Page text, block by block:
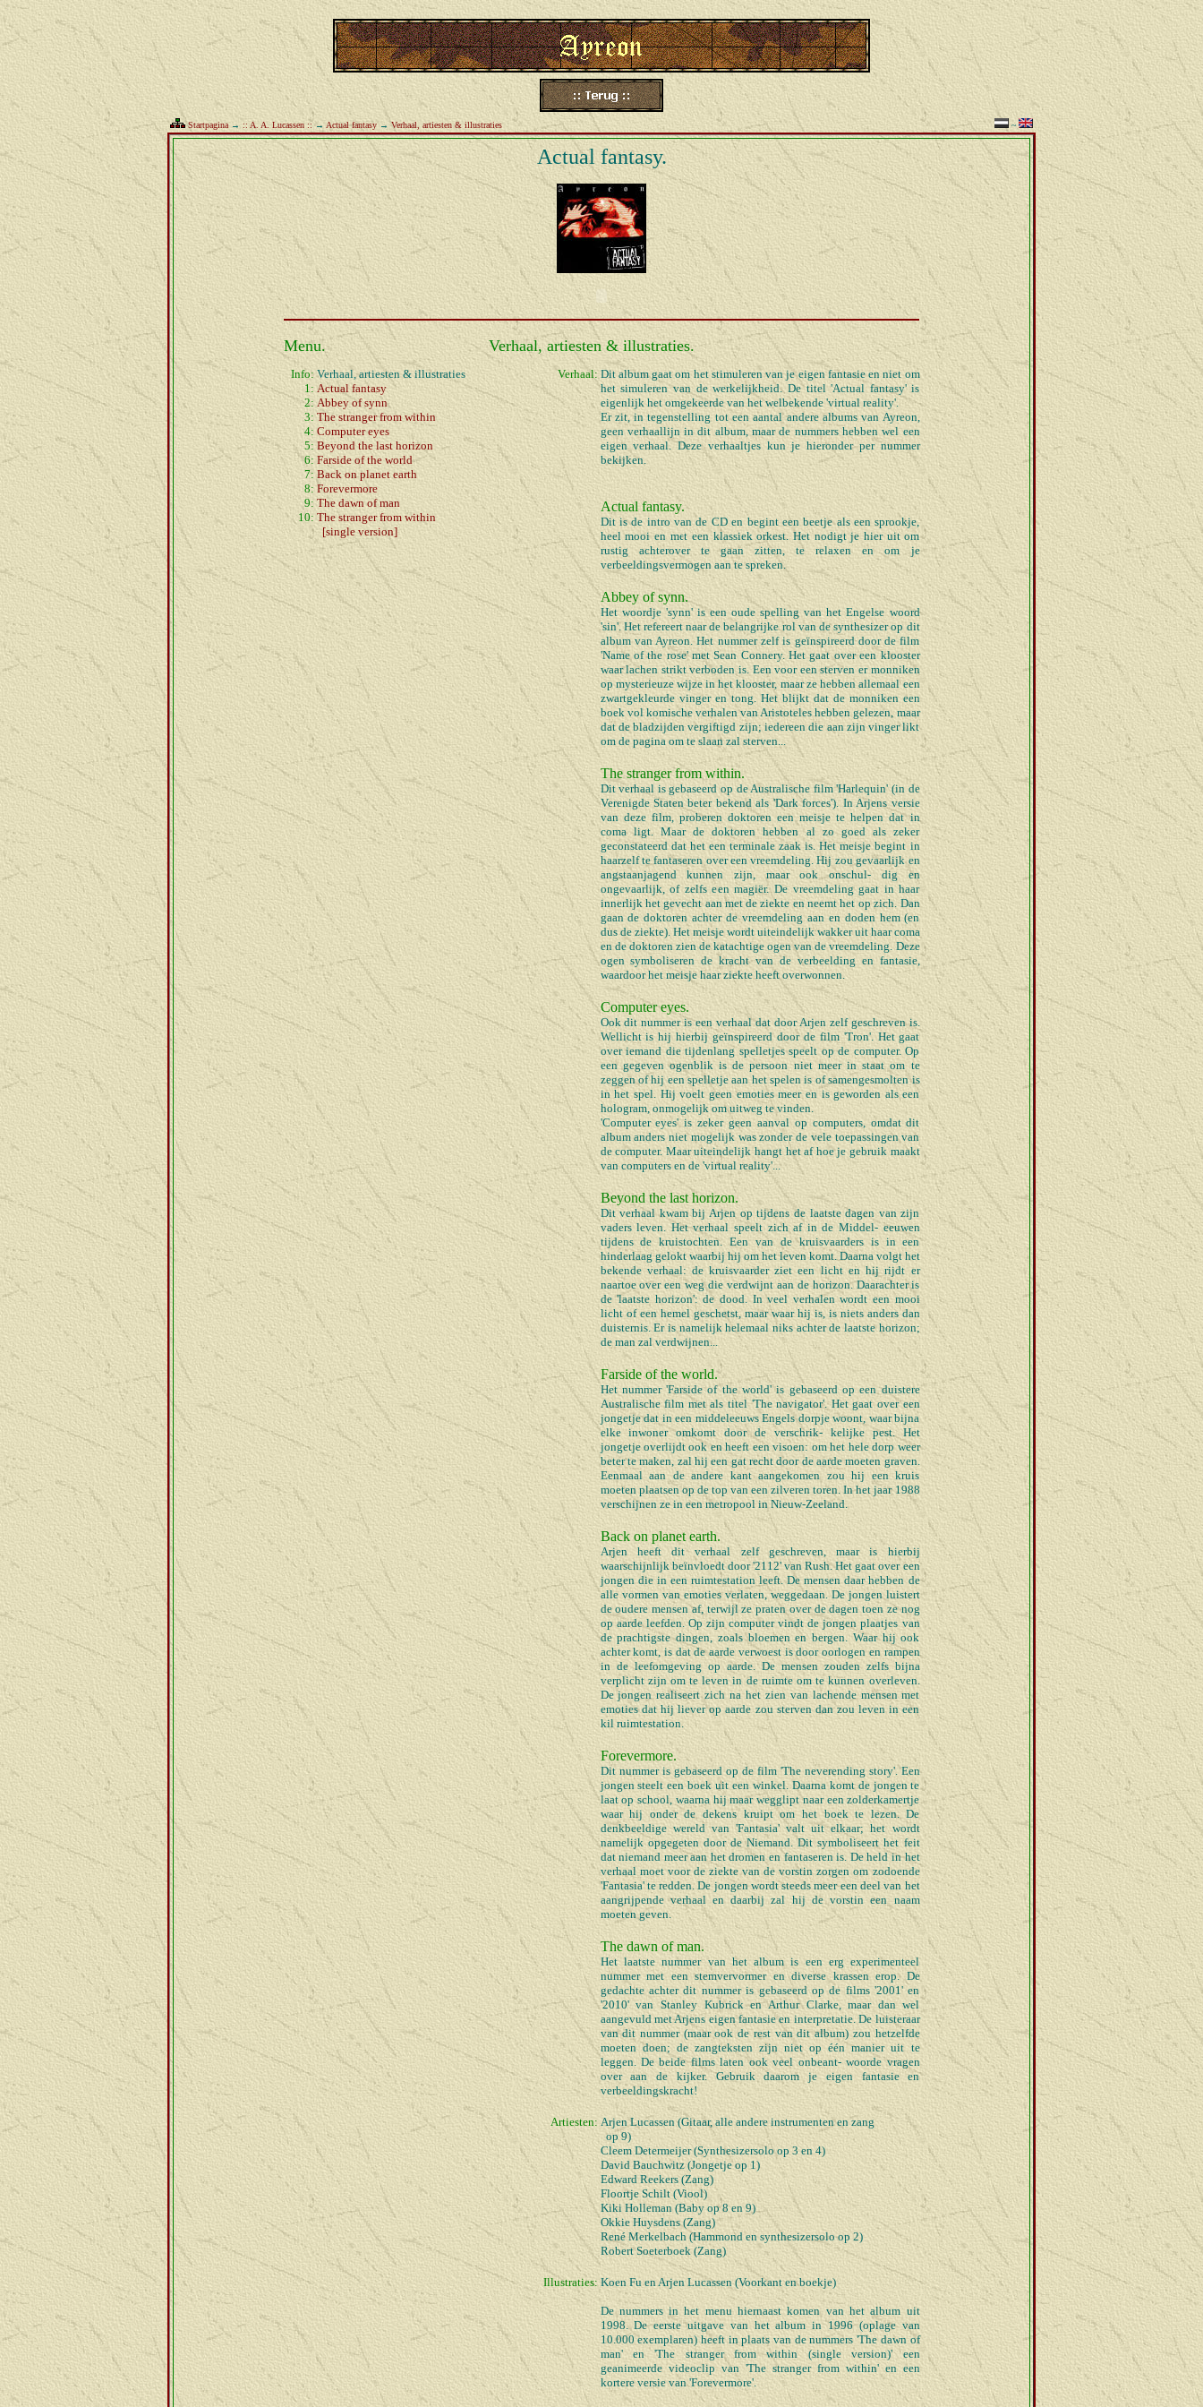
Startpagina → :: A. A. Lucassen ::→Actual fantasy→Verhaal, artiesten & illustraties ~
Actual fantasy.
Menu. Verhaal, artiesten & illustraties.
Info:
1:
2:
3:
4:
5:
6:
7:
8:
9:
10:
Verhaal, artiesten & illustraties
Actual fantasy
Abbey of synn
The stranger from within
Computer eyes
Beyond the last horizon
Farside of the world
Back on planet earth
Forevermore
The dawn of man
The stranger from within
[single version]
Verhaal: Dit album gaat om het stimuleren van je eigen fantasie en niet om
het simuleren van de werkelijkheid. De titel 'Actual fantasy' is
eigenlijk het omgekeerde van het welbekende 'virtual reality'.
Er zit, in tegenstelling tot een aantal andere albums van Ayreon,
geen verhaallijn in dit album, maar de nummers hebben wel een
eigen verhaal. Deze verhaaltjes kun je hieronder per nummer
bekijken.
Actual fantasy.
Dit is de intro van de CD en begint een beetje als een sprookje,
heel mooi en met een klassiek orkest. Het nodigt je hier uit om
rustig achterover te gaan zitten, te relaxen en om je
verbeeldingsvermogen aan te spreken.
Abbey of synn.
Het woordje 'synn' is een oude spelling van het Engelse woord
'sin'. Het refereert naar de belangrijke rol van de synthesizer op dit
album van Ayreon. Het nummer zelf is geïnspireerd door de film
'Name of the rose' met Sean Connery. Het gaat over een klooster
waar lachen strikt verboden is. Een voor een sterven er monniken
op mysterieuze wijze in het klooster, maar ze hebben allemaal een
zwartgekleurde vinger en tong. Het blijkt dat de monniken een
boek vol komische verhalen van Aristoteles hebben gelezen, maar
dat de bladzijden vergiftigd zijn; iedereen die aan zijn vinger likt
om de pagina om te slaan zal sterven...
The stranger from within.
Dit verhaal is gebaseerd op de Australische film 'Harlequin' (in de
Verenigde Staten beter bekend als 'Dark forces'). In Arjens versie
van deze film, proberen doktoren een meisje te helpen dat in
coma ligt. Maar de doktoren hebben al zo goed als zeker
geconstateerd dat het een terminale zaak is. Het meisje begint in
haarzelf te fantaseren over een vreemdeling. Hij zou gevaarlijk en
angstaanjagend kunnen zijn, maar ook onschul- dig en
ongevaarlijk, of zelfs een magiër. De vreemdeling gaat in haar
innerlijk het gevecht aan met de ziekte en neemt het op zich. Dan
gaan de doktoren achter de vreemdeling aan en doden hem (en
dus de ziekte). Het meisje wordt uiteindelijk wakker uit haar coma
en de doktoren zien de katachtige ogen van de vreemdeling. Deze
ogen symboliseren de kracht van de verbeelding en fantasie,
waardoor het meisje haar ziekte heeft overwonnen.
Computer eyes.
Ook dit nummer is een verhaal dat door Arjen zelf geschreven is.
Wellicht is hij hierbij geïnspireerd door de film 'Tron'. Het gaat
over iemand die tijdenlang spelletjes speelt op de computer. Op
een gegeven ogenblik is de persoon niet meer in staat om te
zeggen of hij een spelletje aan het spelen is of samengesmolten is
in het spel. Hij voelt geen emoties meer en is geworden als een
hologram, onmogelijk om uitweg te vinden.
'Computer eyes' is zeker geen aanval op computers, omdat dit
album anders niet mogelijk was zonder de vele toepassingen van
de computer. Maar uiteindelijk hangt het af hoe je gebruik maakt
van computers en de 'virtual reality'...
Beyond the last horizon.
Dit verhaal kwam bij Arjen op tijdens de laatste dagen van zijn
vaders leven. Het verhaal speelt zich af in de Middel- eeuwen
tijdens de kruistochten. Een van de kruisvaarders is in een
hinderlaag gelokt waarbij hij om het leven komt. Daarna volgt het
bekende verhaal: de kruisvaarder ziet een licht en hij rijdt er
naartoe over een weg die verdwijnt aan de horizon. Daarachter is
de 'laatste horizon': de dood. In veel verhalen wordt een mooi
licht of een hemel geschetst, maar waar hij is, is niets anders dan
duisternis. Er is namelijk helemaal niks achter de laatste horizon;
de man zal verdwijnen...
Farside of the world.
Het nummer 'Farside of the world' is gebaseerd op een duistere
Australische film met als titel 'The navigator'. Het gaat over een
jongetje dat in een middeleeuws Engels dorpje woont, waar bijna
elke inwoner omkomt door de verschrik- kelijke pest. Het
jongetje overlijdt ook en heeft een visoen: om het hele dorp weer
beter te maken, zal hij een gat recht door de aarde moeten graven.
Eenmaal aan de andere kant aangekomen zou hij een kruis
moeten plaatsen op de top van een zilveren toren. In het jaar 1988
verschijnen ze in een metropool in Nieuw-Zeeland.
Back on planet earth.
Arjen heeft dit verhaal zelf geschreven, maar is hierbij
waarschijnlijk beïnvloedt door '2112' van Rush. Het gaat over een
jongen die in een ruimtestation leeft. De mensen daar hebben de
alle vormen van emoties verlaten, weggedaan. De jongen luistert
de oudere mensen af, terwijl ze praten over de dagen toen ze nog
op aarde leefden. Op zijn computer vindt de jongen plaatjes van
de prachtigste dingen, zoals bloemen en bergen. Waar hij ook
achter komt, is dat de aarde verwoest is door oorlogen en rampen
in de leefomgeving op aarde. De mensen zouden zelfs bijna
verplicht zijn om te leven in de ruimte om te kunnen overleven.
De jongen realiseert zich na het zien van lachende mensen met
emoties dat hij liever op aarde zou sterven dan zou leven in een
kil ruimtestation.
Forevermore.
Dit nummer is gebaseerd op de film 'The neverending story'. Een
jongen steelt een boek uit een winkel. Daarna komt de jongen te
laat op school, waarna hij maar wegglipt naar een zolderkamertje
waar hij onder de dekens kruipt om het boek te lezen. De
denkbeeldige wereld van 'Fantasia' valt uit elkaar; het wordt
namelijk opgegeten door de Niemand. Dit symboliseert het feit
dat niemand meer aan het dromen en fantaseren is. De held in het
verhaal moet voor de ziekte van de vorstin zorgen om zodoende
'Fantasia' te redden. De jongen wordt steeds meer een deel van het
aangrijpende verhaal en daarbij zal hij de vorstin een naam
moeten geven.
The dawn of man.
Het laatste nummer van het album is een erg experimenteel
nummer met een stemvervormer en diverse krassen erop. De
gedachte achter dit nummer is gebaseerd op de films '2001' en
'2010' van Stanley Kubrick en Arthur Clarke, maar dan wel
aangevuld met Arjens eigen fantasie en interpretatie. De luisteraar
van dit nummer (maar ook de rest van dit album) zou hetzelfde
moeten doen; de zangteksten zijn niet op één manier uit te
leggen. De beide films laten ook veel onbeant- woorde vragen
over aan de kijker. Gebruik daarom je eigen fantasie en
verbeeldingskracht!
Artiesten: Arjen Lucassen (Gitaar, alle andere instrumenten en zang
op 9)
Cleem Determeijer (Synthesizersolo op 3 en 4)
David Bauchwitz (Jongetje op 1)
Edward Reekers (Zang)
Floortje Schilt (Viool)
Kiki Holleman (Baby op 8 en 9)
Okkie Huysdens (Zang)
René Merkelbach (Hammond en synthesizersolo op 2)
Robert Soeterboek (Zang)
Illustraties: Koen Fu en Arjen Lucassen (Voorkant en boekje)
De nummers in het menu hiernaast komen van het album uit
1998. De eerste uitgave van het album in 1996 (oplage van
10.000 exemplaren) heeft in plaats van de nummers 'The dawn of
man' en 'The stranger from within (single version)' een
geanimeerde videoclip van 'The stranger from within' en een
kortere versie van 'Forevermore'.